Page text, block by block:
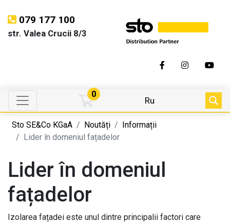
079 177 100
str. Valea Crucii 8/3
0
Ru
Sto SE&Co KGaA Noutăți
Informații
Lider în domeniul fațadelor
Lider în domeniul
fațadelor
Izolarea fațadei este unul dintre principalii factori care